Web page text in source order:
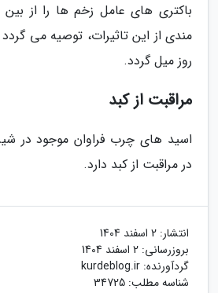
باکتری های عامل زخم ها را از
مندی از این تاثیرات، توصیه می
روز میل گردد.
مراقبت از کبد
اسید های چرب فراوان موجود در
در مراقبت از کبد دارد.
انتشار: 2 اسفند 1404
بروزرسانی: 2 اسفند 1404
گردآورنده: kurdeblog.ir
شناسه مطلب: 34725